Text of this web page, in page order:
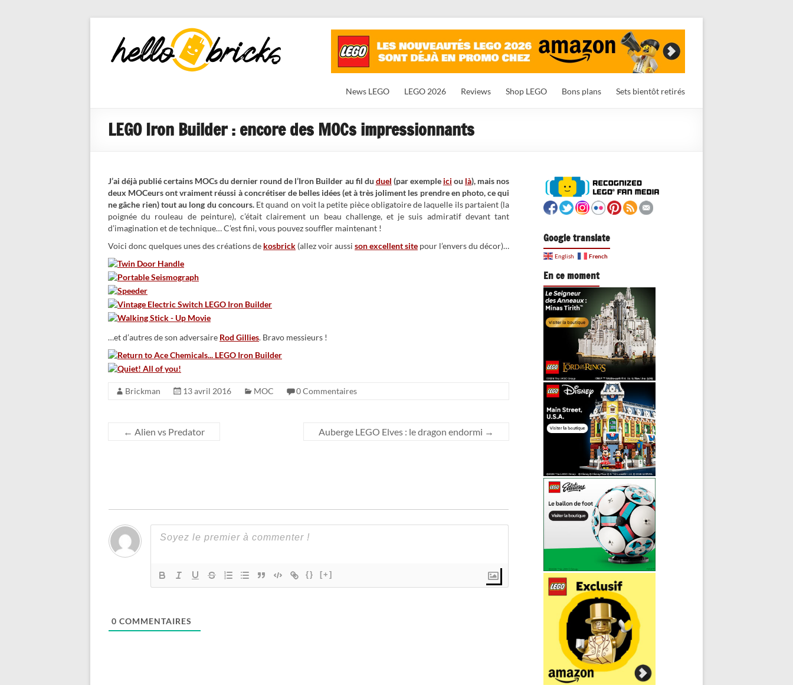
HelloBricks
Blog LEGO,
nouveaut�s
News LEGO LEGO 2026 Reviews Shop LEGO Bons plans Sets bientôt retirés
LEGO Iron Builder : encore des MOCs impressionnants
J’ai déjà publié certains MOCs du dernier round de l’Iron Builder au fil du duel (par exemple ici ou là), mais nos
deux MOCeurs ont vraiment réussi à concrétiser de belles idées (et à très joliment les prendre en photo, ce qui
ne gâche rien) tout au long du concours.Et quand on voit la petite pièce obligatoire de laquelle ils partaient (la
poignée du rouleau de peinture), c’était clairement un beau challenge, et je suis admiratif devant tant
d’imagination et de technique… C’est fini, vous pouvez souffler maintenant !
Voici donc quelques unes des créations de kosbrick (allez voir aussi son excellent site pour l’envers du décor)…
…et d’autres de son adversaire Rod Gillies. Bravo messieurs !
Brickman 13 avril 2016 MOC 0 Commentaires
← Alien vs Predator Auberge LEGO Elves : le dragon endormi →
{} [+]
0 COMMENTAIRES
Google translate
English French
En ce moment